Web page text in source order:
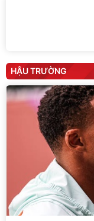
HẬU TRƯỜNG